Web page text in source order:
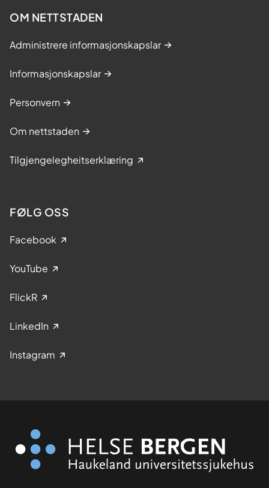
OM NETTSTADEN
Administrere informasjonskapslar
Informasjonskapslar
Personvern
Om nettstaden
Tilgjengelegheitserklæring
FØLG OSS
Facebook
YouTube
FlickR
LinkedIn
Instagram